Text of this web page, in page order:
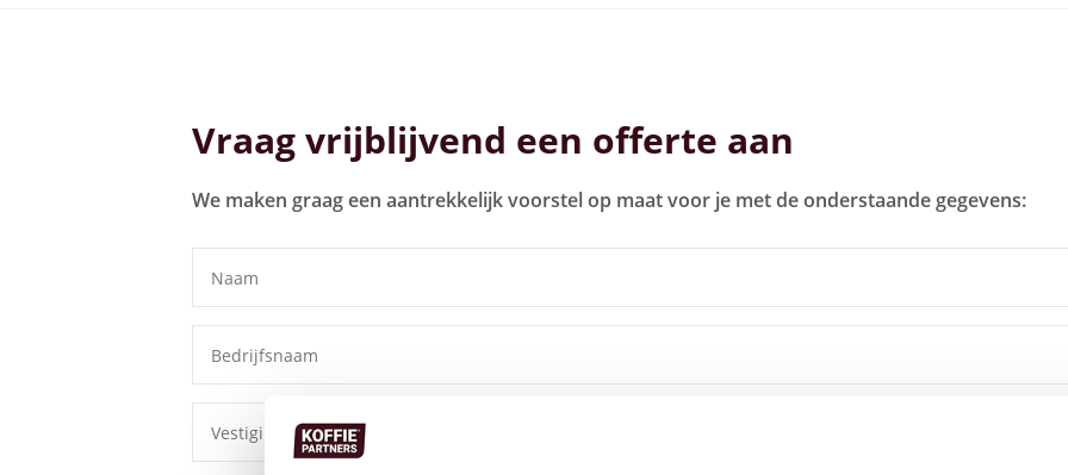
Vraag vrijblijvend een offerte aan
We maken graag een aantrekkelijk voorstel op maat voor je met de onderstaande gegevens: